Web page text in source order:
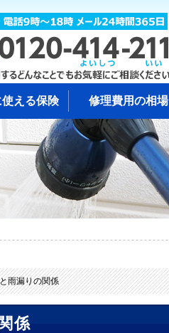
える保険 修理費用の相場
雨漏りの関係
係